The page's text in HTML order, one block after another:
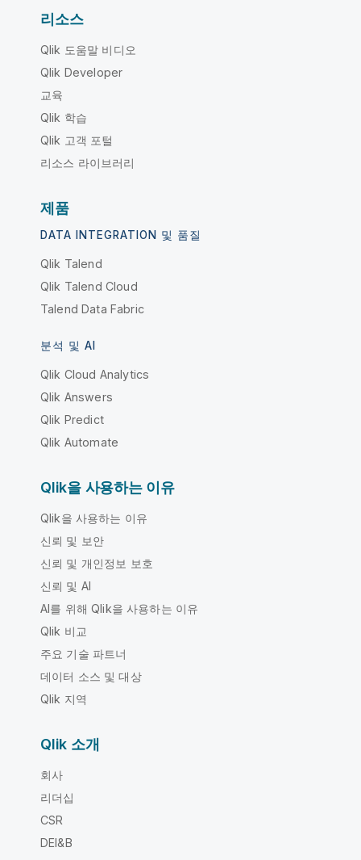
리소스
Qlik 도움말 비디오
Qlik Developer
교육
Qlik 학습
Qlik 고객 포털
리소스 라이브러리
제품
DATA INTEGRATION 및 품질
Qlik Talend
Qlik Talend Cloud
Talend Data Fabric
분석 및 AI
Qlik Cloud Analytics
Qlik Answers
Qlik Predict
Qlik Automate
Qlik을 사용하는 이유
Qlik을 사용하는 이유
신뢰 및 보안
신뢰 및 개인정보 보호
신뢰 및 AI
AI를 위해 Qlik을 사용하는 이유
Qlik 비교
주요 기술 파트너
데이터 소스 및 대상
Qlik 지역
Qlik 소개
회사
리더십
CSR
DEI&B